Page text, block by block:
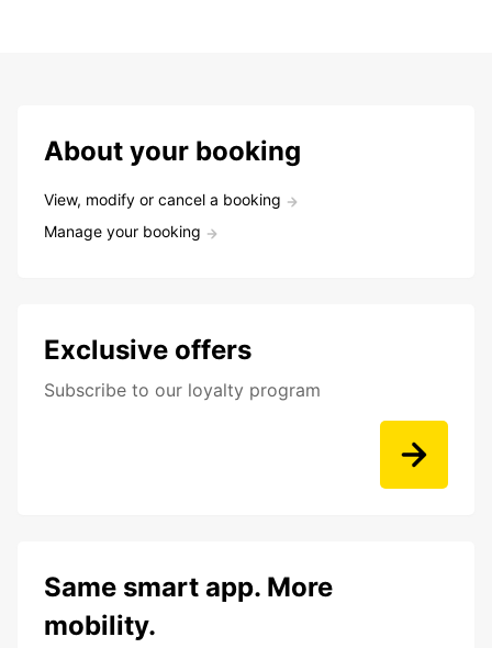
About your booking
View, modify or cancel a booking
Manage your booking
Exclusive offers
Subscribe to our loyalty program
Same smart app. More
mobility.